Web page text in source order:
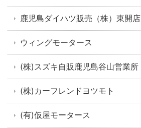
鹿児島ダイハツ販売（株）東開店
ウィングモータース
(株)スズキ自販鹿児島谷山営業所
(株)カーフレンドヨツモト
(有)仮屋モータース